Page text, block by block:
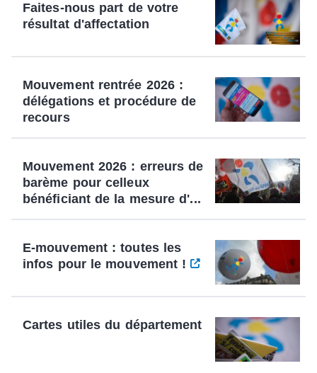
Faites-nous part de votre
résultat d'affectation
Mouvement rentrée 2026 :
délégations et procédure de
recours
Mouvement 2026 : erreurs de
barème pour celleux
bénéficiant de la mesure d'...
E-mouvement : toutes les
infos pour le mouvement !
Cartes utiles du département